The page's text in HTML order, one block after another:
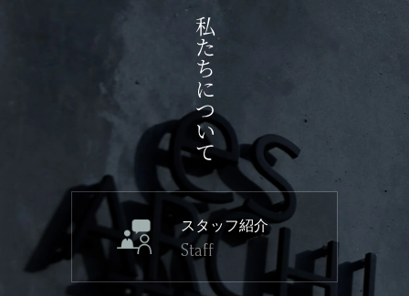
私たちについて
スタッフ紹介
Staff